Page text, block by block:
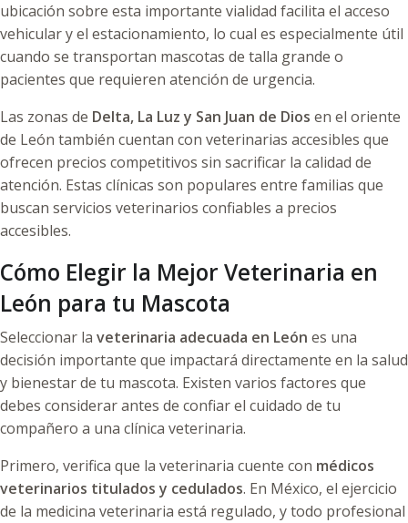
ubicación sobre esta importante vialidad facilita el acceso
vehicular y el estacionamiento, lo cual es especialmente útil
cuando se transportan mascotas de talla grande o
pacientes que requieren atención de urgencia.
Las zonas de Delta, La Luz y San Juan de Dios en el oriente
de León también cuentan con veterinarias accesibles que
ofrecen precios competitivos sin sacrificar la calidad de
atención. Estas clínicas son populares entre familias que
buscan servicios veterinarios confiables a precios
accesibles.
Cómo Elegir la Mejor Veterinaria en
León para tu Mascota
Seleccionar la veterinaria adecuada en León es una
decisión importante que impactará directamente en la salud
y bienestar de tu mascota. Existen varios factores que
debes considerar antes de confiar el cuidado de tu
compañero a una clínica veterinaria.
Primero, verifica que la veterinaria cuente con médicos
veterinarios titulados y cedulados. En México, el ejercicio
de la medicina veterinaria está regulado, y todo profesional